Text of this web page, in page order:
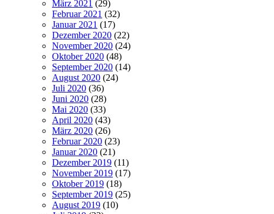
März 2021 (29)
Februar 2021 (32)
Januar 2021 (17)
Dezember 2020 (22)
November 2020 (24)
Oktober 2020 (48)
September 2020 (14)
August 2020 (24)
Juli 2020 (36)
Juni 2020 (28)
Mai 2020 (33)
April 2020 (43)
März 2020 (26)
Februar 2020 (23)
Januar 2020 (21)
Dezember 2019 (11)
November 2019 (17)
Oktober 2019 (18)
September 2019 (25)
August 2019 (10)